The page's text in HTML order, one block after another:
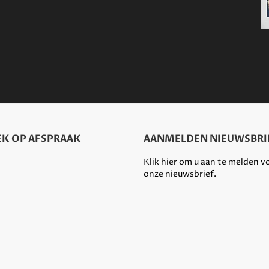
OP AFSPRAAK AANMELDEN
Klik hier om u aan te melden
onze nieuwsbrief.